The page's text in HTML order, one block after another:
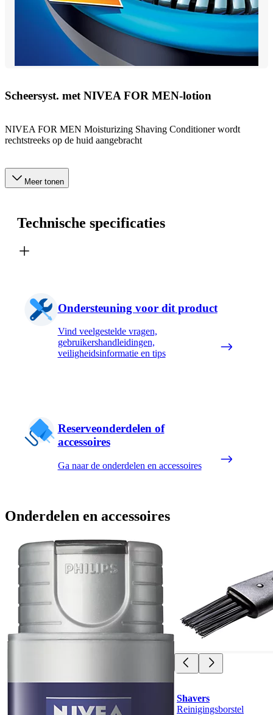
Scheersyst. met NIVEA FOR MEN-lotion
NIVEA FOR MEN Moisturizing Shaving Conditioner wordt
rechtstreeks op de huid aangebracht
Meer tonen
Technische specificaties
Ondersteuning voor dit product
Vind veelgestelde vragen,
gebruikershandleidingen,
veiligheidsinformatie en tips
Reserveonderdelen of
accessoires
Ga naar de onderdelen en accessoires
Onderdelen en accessoires
Shavers
Reinigingsborstel